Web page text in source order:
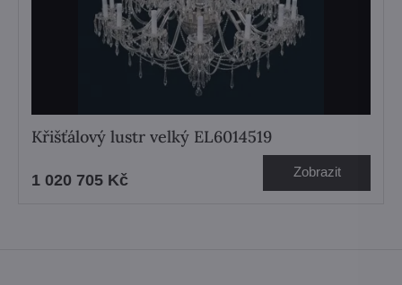
Křišťálový lustr velký EL6014519
1 020 705 Kč Zobrazit